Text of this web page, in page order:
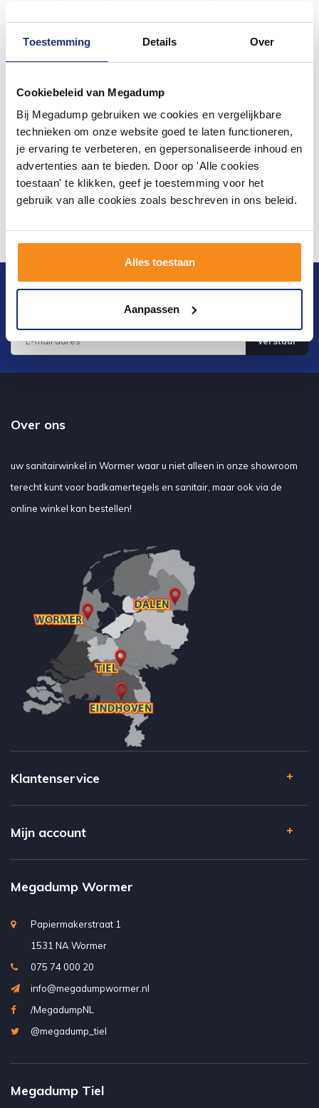
Toestemming Details Over
Cookiebeleid van Megadump
Bij Megadump gebruiken we cookies en vergelijkbare
technieken om onze website goed te laten functioneren,
je ervaring te verbeteren, en gepersonaliseerde inhoud en
advertenties aan te bieden. Door op 'Alle cookies
toestaan' te klikken, geef je toestemming voor het
gebruik van alle cookies zoals beschreven in ons beleid.
Alles toestaan
Aanpassen
Blijf op de hoogte van het laatste nieuws en
Verstuur
Over ons
uw sanitairwinkel in Wormer waar u niet alleen in onze showroom
terecht kunt voor badkamertegels en sanitair, maar ook via de
online winkel kan bestellen!
Klantenservice
Mijn account
Megadump Wormer
Papiermakerstraat 1
1531 NA Wormer
075 74 000 20
info@megadumpwormer.nl
/MegadumpNL
@megadump_tiel
Megadump Tiel